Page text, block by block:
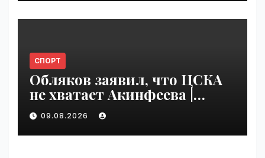
СПОРТ
Обляков заявил, что ЦСКА
не хватает Акинфеева |
VseTime.ru
09.08.2026